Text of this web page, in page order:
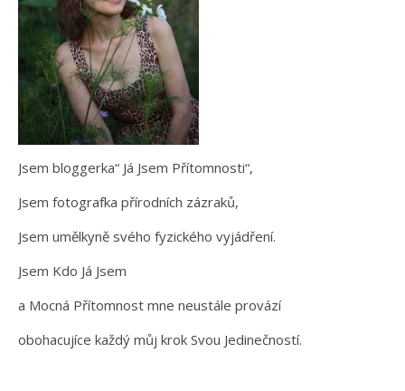
Jsem bloggerka“ Já Jsem Přítomnosti“,
Jsem fotografka přírodních zázraků,
Jsem umělkyně svého fyzického vyjádření.
Jsem Kdo Já Jsem
a Mocná Přítomnost mne neustále provází
obohacujíce každý můj krok Svou Jedinečností.